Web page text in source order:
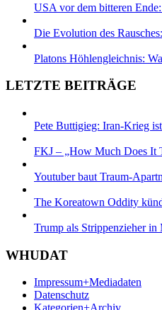
USA vor dem bitteren
Die Evolution des
Platons Höhlengleichnis:
LETZTE BEITRÄGE
Pete Buttigieg: Iran-Krieg
FKJ – „How Much Does It
Youtuber baut Traum-
The Koreatown Oddity
Trump als Strippenzieher in
WHUDAT
Impressum+Mediadaten
Datenschutz